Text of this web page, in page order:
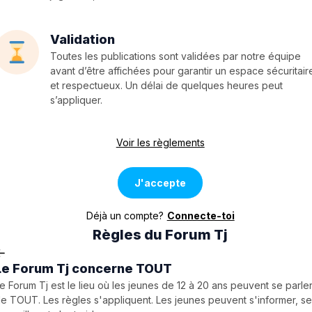
Validation
Toutes les publications sont validées par notre équipe
avant d’être affichées pour garantir un espace
et respectueux. Un délai de quelques heures peut
s’appliquer.
Voir les règlements
J'accepte
Déjà un compte? Connecte-toi
Règles du Forum Tj
Forum Tj concerne TOUT
Forum Tj est le lieu où les jeunes de 12 à 20 ans peuvent se
TOUT. Les règles s'appliquent. Les jeunes peuvent s'informer, se